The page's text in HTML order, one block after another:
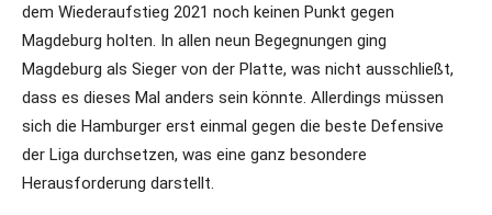
dem Wiederaufstieg 2021 noch keinen Punkt gegen
Magdeburg holten. In allen neun Begegnungen ging
Magdeburg als Sieger von der Platte, was nicht ausschließt,
dass es dieses Mal anders sein könnte. Allerdings müssen
sich die Hamburger erst einmal gegen die beste Defensive
der Liga durchsetzen, was eine ganz besondere
Herausforderung darstellt.